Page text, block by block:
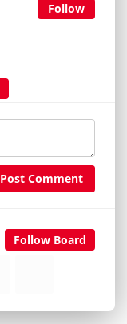
Follow
Post Comment
Follow Board